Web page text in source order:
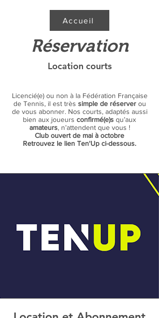
Accueil
Réservation
Location courts
Licencié(e) ou non à la Fédération Française
de Tennis, il est très simple de réserverou
de vous abonner. Nos courts, adaptés aussi
bien aux joueurs confirmé(e)s qu’aux
amateurs, n’attendent que vous !
Club ouvert de mai à octobre
Retrouvez le lien Ten'Up ci-dessous.